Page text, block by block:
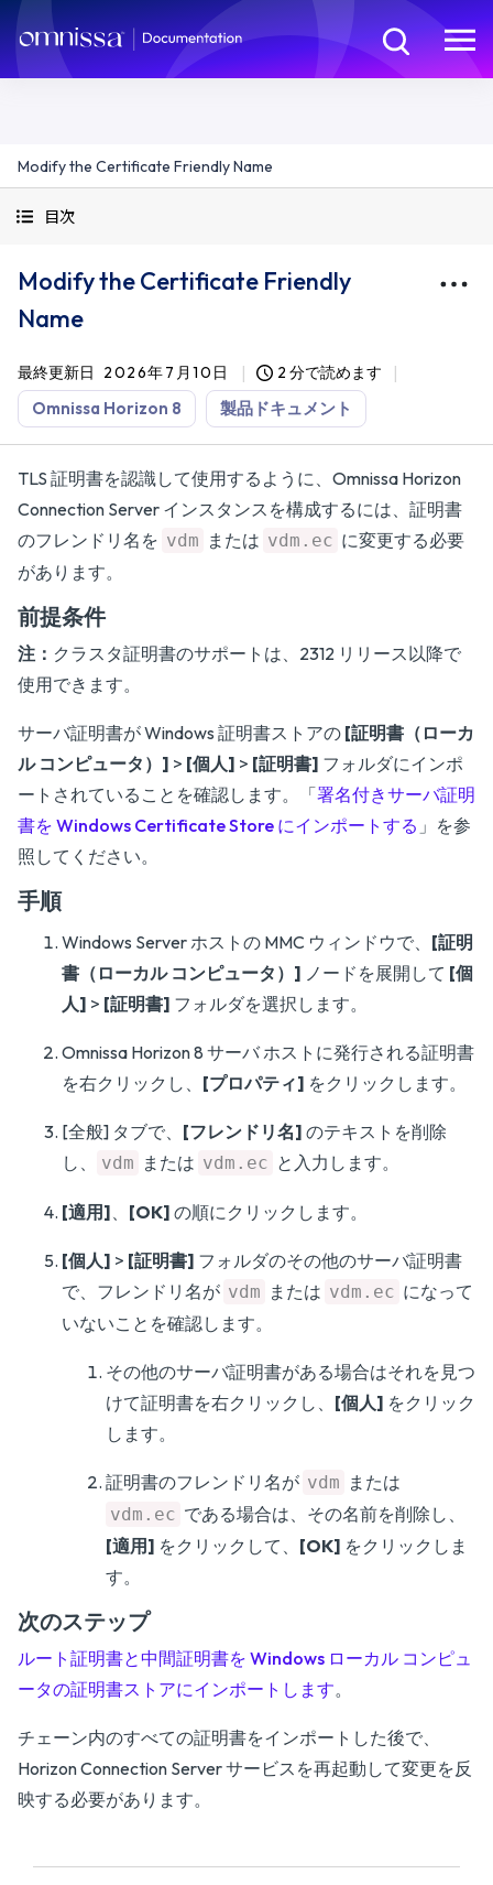
Modify the Certificate Friendly Name
目次
Modify the Certificate Friendly
Name
最終更新日 2026年7月10日 2 分で読めます
Omnissa Horizon 8 製品ドキュメント
TLS 証明書を認識して使用するように、Omnissa Horizon
Connection Server インスタンスを構成するには、証明書
のフレンドリ名を vdm または vdm.ec に変更する必要
があります。
前提条件
注： クラスタ証明書のサポートは、2312 リリース以降で
使用できます。
サーバ証明書が Windows 証明書ストアの [証明書（ローカ
ル コンピュータ）] > [個人] > [証明書] フォルダにインポ
ートされていることを確認します。「署名付きサーバ証明
書を Windows Certificate Store にインポートする 」を参
照してください。
手順
Windows Server ホストの MMC ウィンドウで、 [証明
書（ローカル コンピュータ）] ノードを展開して [個
人] > [証明書] フォルダを選択します。
Omnissa Horizon 8 サーバ ホストに発行される証明書
を右クリックし、 [プロパティ] をクリックします。
[全般] タブで、 [フレンドリ名] のテキストを削除
し、
vdm または vdm.ec と入力します。
[適用]、 [OK] の順にクリックします。
[個人] > [証明書] フォルダのその他のサーバ証明書
で、フレンドリ名が vdm または vdm.ec になって
いないことを確認します。
その他のサーバ証明書がある場合はそれを見つ
けて証明書を右クリックし、 [個人] をクリック
します。
証明書のフレンドリ名が vdm または
vdm.ec である場合は、その名前を削除し、
[適用] をクリックして、 [OK] をクリックしま
す。
次のステップ
ルート証明書と中間証明書を Windows ローカル コンピュ
ータの証明書ストアにインポートします。
チェーン内のすべての証明書をインポートした後で、
Horizon Connection Server サービスを再起動して変更を反
映する必要があります。